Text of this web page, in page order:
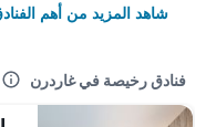
شاهد المزيد من أهم
فنادق رخيصة في غاردرن